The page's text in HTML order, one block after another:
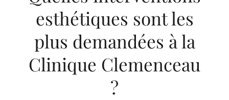
esthétiques sont les
plus demandées à la
Clinique Clemenceau
?